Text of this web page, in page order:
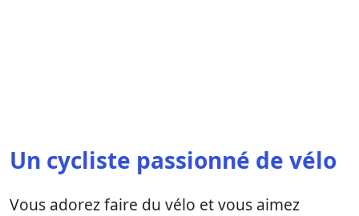
Un cycliste passionné de vélo
Vous adorez faire du vélo et vous aimez